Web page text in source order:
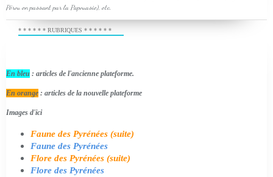
Pérou en passant par la Papouasie), etc.
* * * * * * RUBRIQUES * * * * * *
En bleu : articles de l'ancienne plateforme.
En orange : articles de la nouvelle plateforme
Images d'ici
Faune des Pyrénées (suite)
Faune des Pyrénées
Flore des Pyrénées (suite)
Flore des Pyrénées